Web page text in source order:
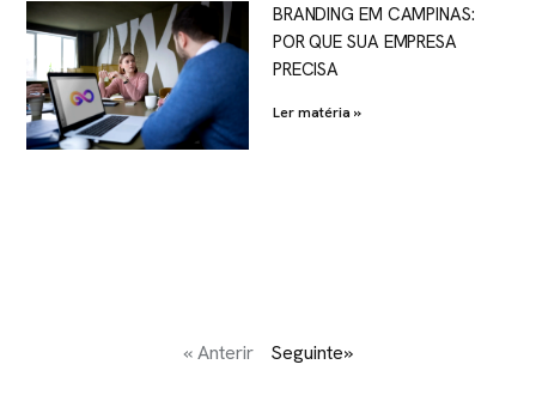
BRANDING EM CAMPINAS:
POR QUE SUA EMPRESA
PRECISA
Ler matéria »
« Anterir Seguinte»